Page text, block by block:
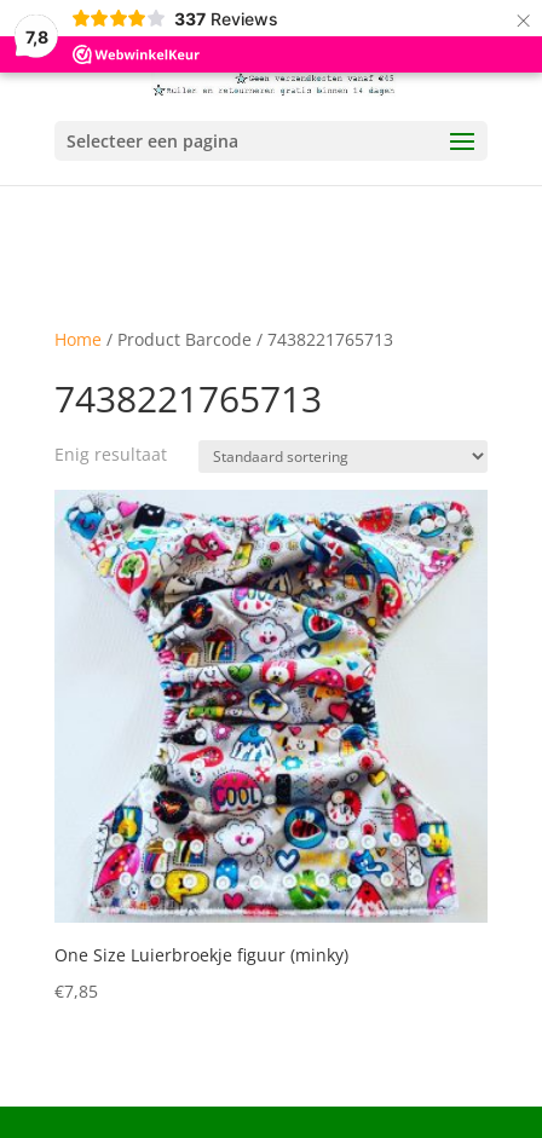
7,8
337 Reviews ×
Selecteer een pagina
Home/ Product Barcode / 7438221765713
7438221765713
Enig resultaat
One Size Luierbroekje figuur (minky)
€7,85